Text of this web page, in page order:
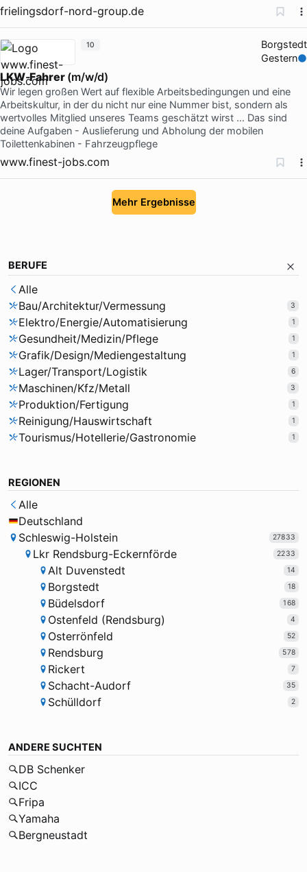
frielingsdorf-nord-group.de
Borgstedt
Gestern
LKW-Fahrer(m/w/d)
Wir legen großen Wert auf flexible Arbeitsbedingungen und eine
Arbeitskultur, in der du nicht nur eine Nummer bist, sondern als
wertvolles Mitglied unseres Teams geschätzt wirst … Das sind
deine Aufgaben - Auslieferung und Abholung der mobilen
Toilettenkabinen - Fahrzeugpflege
www.finest-jobs.com
10
Mehr Ergebnisse
BERUFE
Alle
Bau/Architektur/Vermessung
3
Elektro/Energie/Automatisierung 1
Gesundheit/Medizin/Pflege 1
Grafik/Design/Mediengestaltung 1
Lager/Transport/Logistik 6
Maschinen/Kfz/Metall 3
Produktion/Fertigung 1
Reinigung/Hauswirtschaft 1
Tourismus/Hotellerie/Gastronomie 1
REGIONEN
Alle
Deutschland
Schleswig-Holstein
27833
Lkr Rendsburg-Eckernförde 2233
Alt Duvenstedt 14
Borgstedt 18
Büdelsdorf 168
Ostenfeld (Rendsburg) 4
Osterrönfeld 52
Rendsburg 578
Rickert 7
Schacht-Audorf 35
Schülldorf 2
ANDERE SUCHTEN
DB Schenker
ICC
Fripa
Yamaha
Bergneustadt